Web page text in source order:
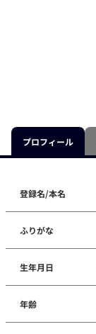
プロフィール
登録名/本名
ふりがな
生年月日
年齢